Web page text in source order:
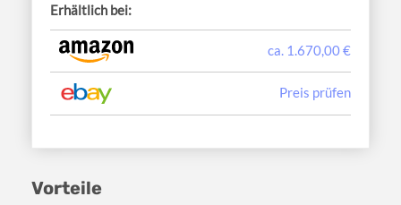
Erhältlich bei:
ca. 1.670,00 €
Preis prüfen
Vorteile